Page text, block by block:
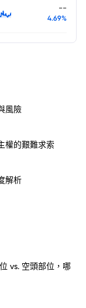
--
4.69%
風險
權的艱難求索
解析
vs. 空頭部位，哪